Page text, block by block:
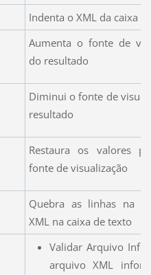
Indenta o XML da caixa
Aumenta o fonte de
do resultado
Diminui o fonte de
resultado
Restaura os valores
fonte de visualização
Quebra as linhas na
XML na caixa de texto
Validar Arquivo
arquivo XML